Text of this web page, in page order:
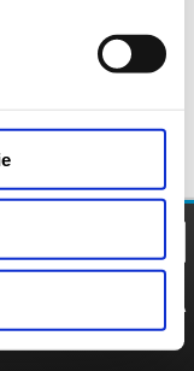
POLITYKA